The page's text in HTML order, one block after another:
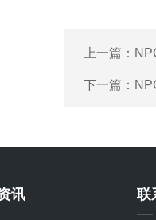
上一篇：
下一篇：
讯 联